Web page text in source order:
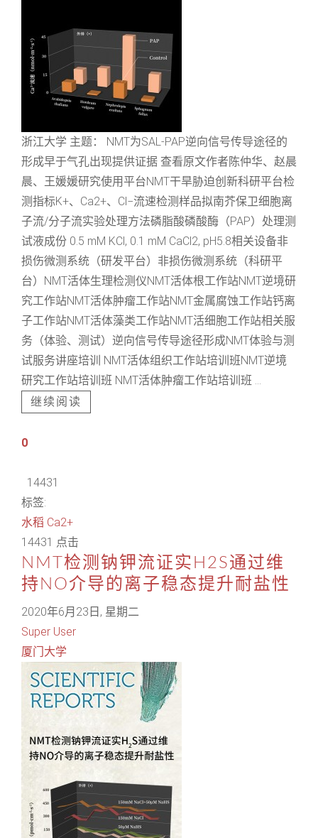
浙江大学 主题： NMT为SAL-PAP逆向信号传导途径的
形成早于气孔出现提供证据 查看原文作者陈仲华、赵晨
晨、王媛媛研究使用平台NMT干旱胁迫创新科研平台检
测指标K+、Ca2+、Cl−流速检测样品拟南芥保卫细胞离
子流/分子流实验处理方法磷脂酸磷酸酶（PAP）处理测
试液成份 0.5 mM KCl, 0.1 mM CaCl2, pH5.8相关设备非
损伤微测系统（研发平台）非损伤微测系统（科研平
台）NMT活体生理检测仪NMT活体根工作站NMT逆境研
究工作站NMT活体肿瘤工作站NMT金属腐蚀工作站钙离
子工作站NMT活体藻类工作站NMT活细胞工作站相关服
务（体验、测试）逆向信号传导途径形成NMT体验与测
试服务讲座培训 NMT活体组织工作站培训班NMT逆境
研究工作站培训班 NMT活体肿瘤工作站培训班 ...
继续阅读
0
14431
标签:
水稻 Ca2+
14431 点击
NMT检测钠钾流证实H2S通过维
持NO介导的离子稳态提升耐盐性
2020年6月23日, 星期二
Super User
厦门大学